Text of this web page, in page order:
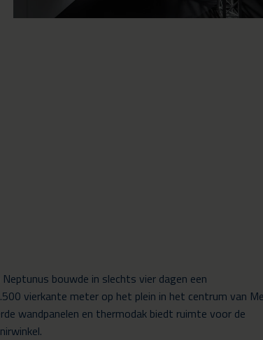
bouwde in slechts vier dagen een
vierkante meter op het plein in het centrum van
wandpanelen en thermodak biedt ruimte voor de